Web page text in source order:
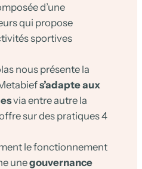
d’une
qui propose
sportives
nous présente la
s’adapte aux
via entre autre la
sur des pratiques 4
le fonctionnement
unegouvernance